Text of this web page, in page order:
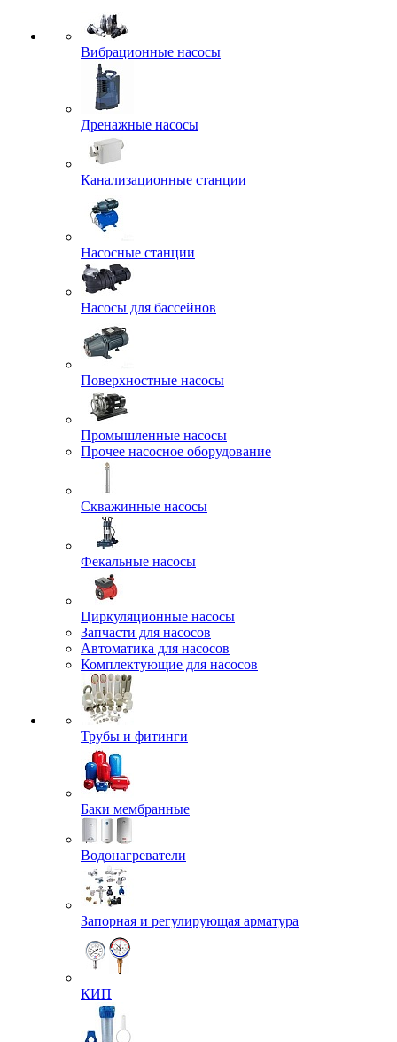
Вибрационные насосы
Дренажные насосы
Канализационные станции
Насосные станции
Насосы для бассейнов
Поверхностные насосы
Промышленные насосы
Прочее насосное оборудование
Скважинные насосы
Фекальные насосы
Циркуляционные насосы
Запчасти для насосов
Автоматика для насосов
Комплектующие для насосов
Трубы и фитинги
Баки мембранные
Водонагреватели
Запорная и регулирующая арматура
КИП